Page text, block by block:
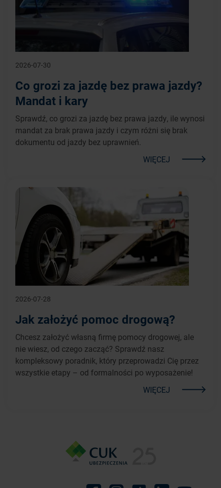
2026-07-30
Co grozi za jazdę bez prawa jazdy?
Mandat i kary
Sprawdź, co grozi za jazdę bez prawa jazdy, ile wynosi
mandat za brak prawa jazdy i czym różni się brak
dokumentu od jazdy bez uprawnień.
WIĘCEJ
2026-07-28
Jak założyć pomoc drogową?
Chcesz założyć własną firmę pomocy drogowej, ale
nie wiesz, od czego zacząć? Sprawdź nasz
kompleksowy poradnik, który przeprowadzi Cię przez
wszystkie etapy – od formalności po wyposażenie!
WIĘCEJ